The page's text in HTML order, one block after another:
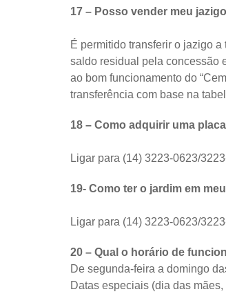
17 – Posso vender meu
É permitido transferir o jazigo
saldo residual pela concessão
ao bom funcionamento do
transferência com base na
18 – Como adquirir uma
Ligar para (14) 3223-0623/
19- Como ter o jardim em
Ligar para (14) 3223-0623/
20 – Qual o horário de
De segunda-feira a domingo
Datas especiais (dia das